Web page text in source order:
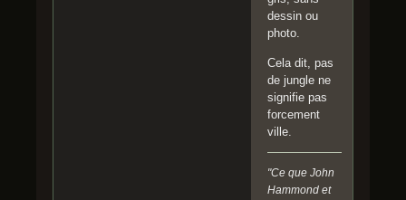
dessin ou
photo.
Cela dit, pas
de jungle ne
signifie pas
forcement
ville.
"Ce que John
Hammond et